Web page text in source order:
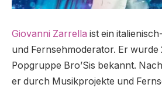
Giovanni Zarrella ist ein
und Fernsehmoderator. Er wurde
Popgruppe Bro’Sis bekannt.
er durch Musikprojekte und